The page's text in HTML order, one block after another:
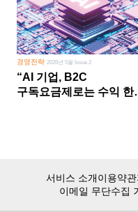
경영전략2026년 5월 Issue 2
“AI 기업, B2C
구독요금제로는 수익 한
서비스 소개이용약관
이메일 무단수집